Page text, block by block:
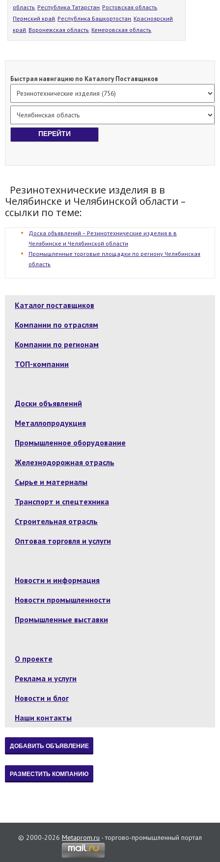
область, Республика Татарстан, Ростовская область,
Пермский край, Республика Башкортостан, Красноярский
край, Воронежская область, Кемеровская область,
Быстрая навигацию по Каталогу Поставщиков
Резинотехнические изделия в в
Челябинске и Челябинской области –
ссылки по теме:
Доска объявлений – Резинотехнические изделия в в
Челябинске и Челябинской области
Промышленные торговые площадки по региону Челябинская
область
Каталог поставщиков
Компании по отраслям
Компании по регионам
ТОП-компании
Доски объявлений
Металлопродукция
Промышленное оборудование
Железнодорожная отрасль
Сырье и материалы
Транспорт и спецтехника
Строительная отрасль
Оптовая торговля и услуги
Новости и информация
Новости промышленности
Промышленные выставки
О проекте
Реклама и услуги
Новости и блог
Наши контакты
© 2000-2026 Metaprom.ru - торгово-промышленный портал